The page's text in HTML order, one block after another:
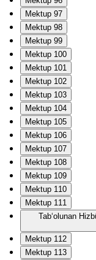
Mektup 97
Mektup 98
Mektup 99
Mektup 100
Mektup 101
Mektup 102
Mektup 103
Mektup 104
Mektup 105
Mektup 106
Mektup 107
Mektup 108
Mektup 109
Mektup 110
Mektup 111
Tab‘olunan
Mektup 112
Mektup 113